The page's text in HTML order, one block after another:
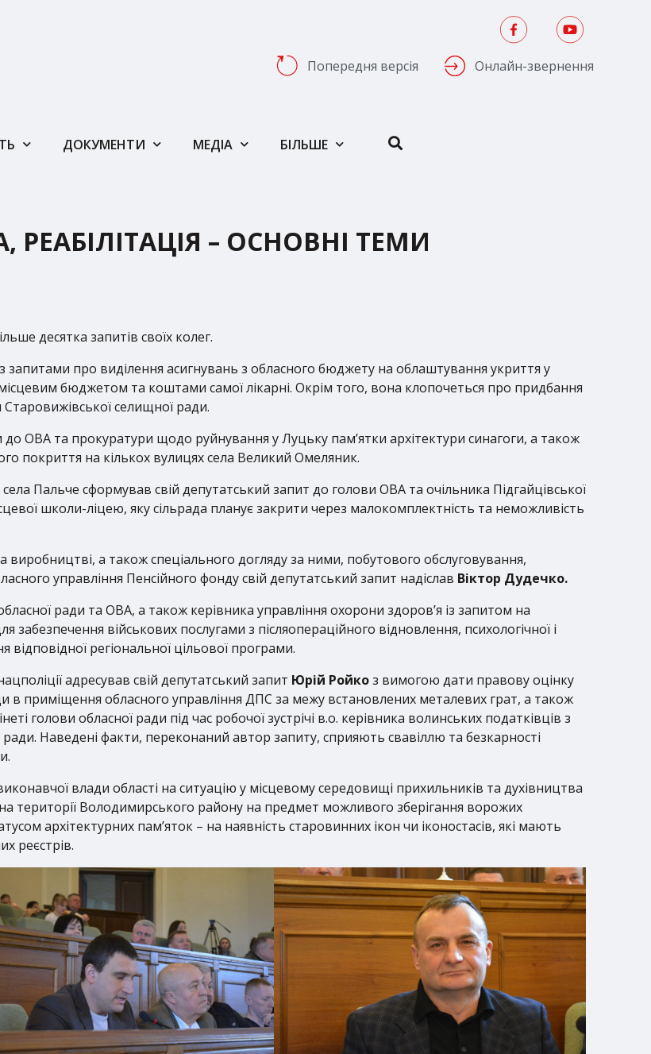
Попередня версія Онлайн-звернення
ДОКУМЕНТИ МЕДІА БІЛЬШЕ
РЕАБІЛІТАЦІЯ – ОСНОВНІ ТЕМИ
десятка запитів своїх колег.
запитами про виділення асигнувань з обласного бюджету на облаштування укриття у
бюджетом та коштами самої лікарні. Окрім того, вона клопочеться про придбання
селищної ради.
до ОВА та прокуратури щодо руйнування у Луцьку пам’ятки архітектури синагоги, а також
покриття на кількох вулицях села Великий Омеляник.
Пальче сформував свій депутатський запит до голови ОВА та очільника Підгайцівської
школи-ліцею, яку сільрада планує закрити через малокомплектність та неможливість
а також спеціального догляду за ними, побутового обслуговування,
управління Пенсійного фонду свій депутатський запит надіслав Віктор Дудечко.
ради та ОВА, а також керівника управління охорони здоров’я із запитом на
забезпечення військових послугами з післяопераційного відновлення, психологічної і
регіональної цільової програми.
адресував свій депутатський запит Юрій Ройкоз вимогою дати правову оцінку
в приміщення обласного управління ДПС за межу встановлених металевих грат, а також
голови обласної ради під час робочої зустрічі в.о. керівника волинських податківців з
Наведені факти, переконаний автор запиту, сприяють свавіллю та безкарності
влади області на ситуацію у місцевому середовищі прихильників та духівництва
території Володимирського району на предмет можливого зберігання ворожих
архітектурних пам’яток – на наявність старовинних ікон чи іконостасів, які мають
реєстрів.